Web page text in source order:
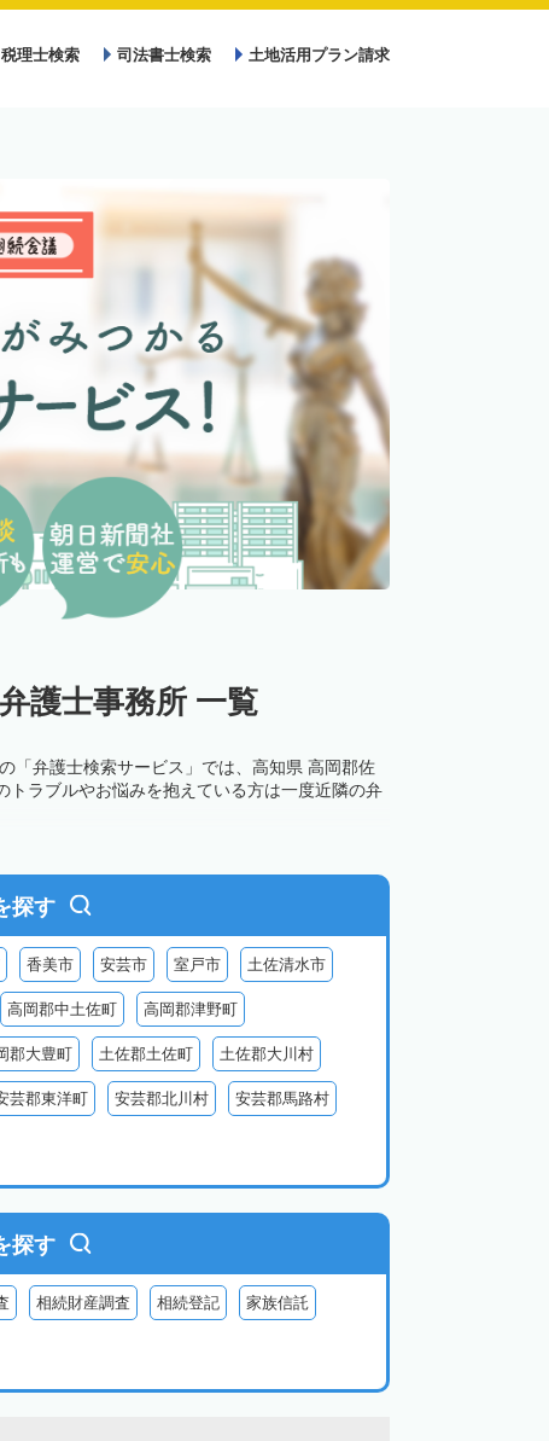
税理士検索 司法書士検索 土地活用プラン請求
護士事務所 一覧
「弁護士検索サービス」では、高知県 高岡郡佐
トラブルやお悩みを抱えている方は一度近隣の弁
探す
香美市 安芸市 室戸市 土佐清水市
高岡郡中土佐町 高岡郡津野町
郡大豊町 土佐郡土佐町 土佐郡大川村
芸郡東洋町 安芸郡北川村 安芸郡馬路村
探す
相続財産調査 相続登記 家族信託